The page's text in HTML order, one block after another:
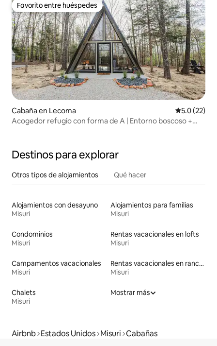
Favorito entre huéspedes
Favorito entre huéspedes
Cabaña en Lecoma Calificación
5.0 (22)
Acogedor refugio con forma de A | Entorno boscoso +
Destinos para explorar
Otros tipos de alojamientos Qué hacer
Alojamientos con desayuno
Misuri
Alojamientos para familias
Misuri
Condominios
Misuri
Rentas vacacionales en lofts
Misuri
Campamentos vacacionales
Misuri
Rentas vacacionales en ranchos
Misuri
Chalets
Misuri
Mostrar más
Airbnb Estados Unidos Misuri Cabañas